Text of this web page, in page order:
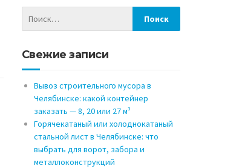
Свежие записи
Вывоз строительного мусора в
Челябинске: какой контейнер
заказать — 8, 20 или 27 м³
Горячекатаный или холоднокатаный
стальной лист в Челябинске: что
выбрать для ворот, забора и
металлоконструкций